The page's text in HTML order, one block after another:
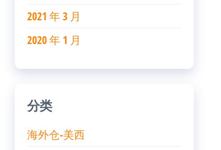
2021 年 3 月
2020 年 1 月
分类
海外仓-美西